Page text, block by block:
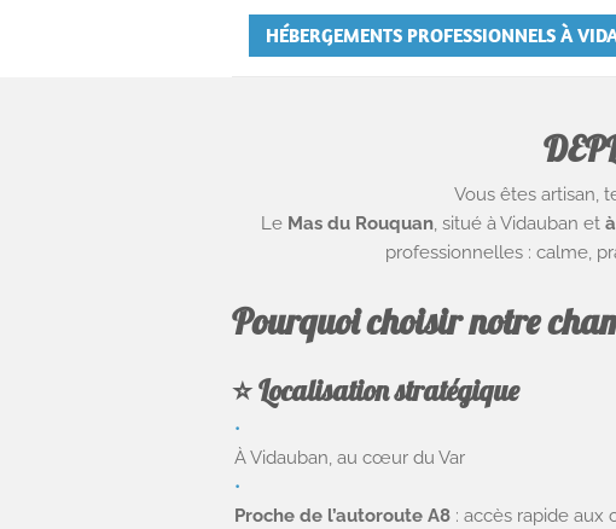
HÉBERGEMENTS PROFESSIONNELS À
Vous êtes artisan,
Le Mas du Rouquan, situé à Vidauban et
professionnelles : calme,
Pourquoi choisir notre
⭐Localisation stratégique
À Vidauban, au cœur du Var
Proche de l’autoroute A8: accès rapide aux